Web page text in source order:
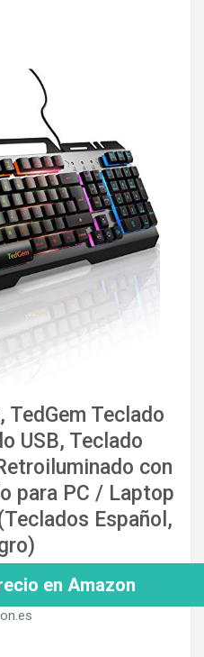
TedGem Teclado
USB, Teclado
con
para PC / Laptop
Español,
en Amazon